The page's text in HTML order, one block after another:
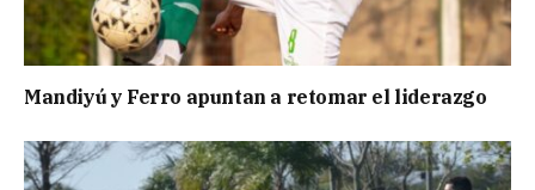
Mandiyú y Ferro apuntan a retomar el liderazgo